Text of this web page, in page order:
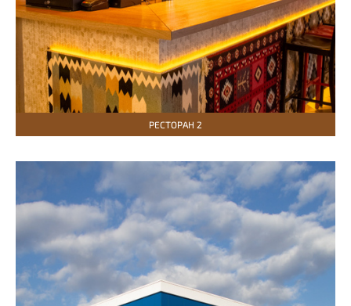
РЕСТОРАН 2